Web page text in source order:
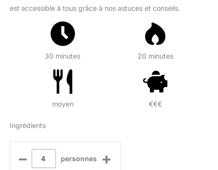
est accessible à tous grâce à nos astuces et conseils.
30 minutes 20 minutes
moyen €€€
Ingrédients
– personnes +